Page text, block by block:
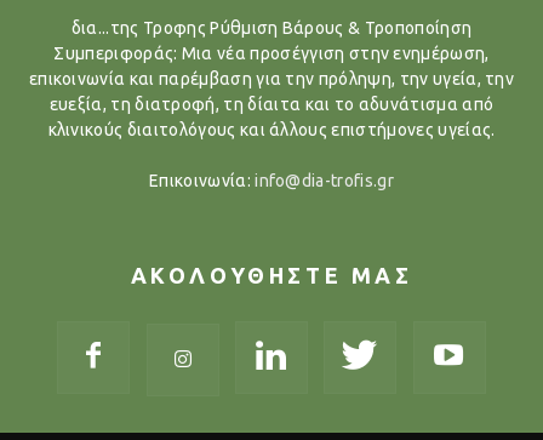
δια...της Τροφης Ρύθμιση Βάρους & Τροποποίηση
Συμπεριφοράς: Μια νέα προσέγγιση στην ενημέρωση,
επικοινωνία και παρέμβαση για την πρόληψη, την υγεία, την
ευεξία, τη διατροφή, τη δίαιτα και το αδυνάτισμα από
κλινικούς διαιτολόγους και άλλους επιστήμονες υγείας.
Επικοινωνία:info@dia-trofis.gr
ΑΚΟΛΟΥΘΗΣΤΕ ΜΑΣ